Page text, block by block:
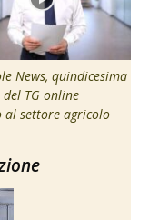
News, quindicesima
TG online
al settore agricolo